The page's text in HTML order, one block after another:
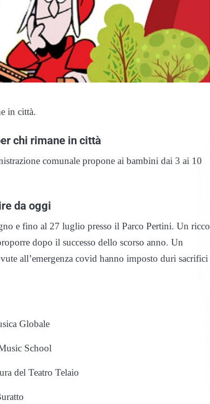
in città.
chi rimane in città
comunale propone ai bambini dai 3 ai 10
da oggi
e fino al 27 luglio presso il Parco Pertini. Un ricco
dopo il successo dello scorso anno. Un
all’emergenza covid hanno imposto duri sacrifici
Globale
School
del Teatro Telaio